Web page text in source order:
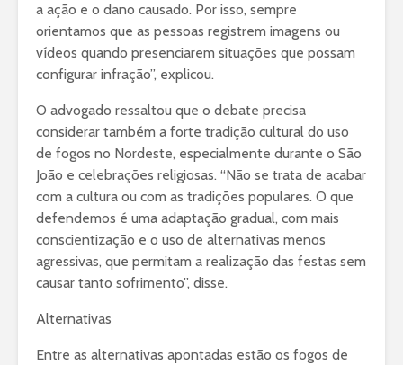
a ação e o dano causado. Por isso, sempre
orientamos que as pessoas registrem imagens ou
vídeos quando presenciarem situações que possam
configurar infração”, explicou.
O advogado ressaltou que o debate precisa
considerar também a forte tradição cultural do uso
de fogos no Nordeste, especialmente durante o São
João e celebrações religiosas. “Não se trata de acabar
com a cultura ou com as tradições populares. O que
defendemos é uma adaptação gradual, com mais
conscientização e o uso de alternativas menos
agressivas, que permitam a realização das festas sem
causar tanto sofrimento”, disse.
Alternativas
Entre as alternativas apontadas estão os fogos de